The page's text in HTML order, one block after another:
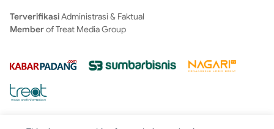
TerverifikasiAdministrasi & Faktual
Memberof Treat Media Group